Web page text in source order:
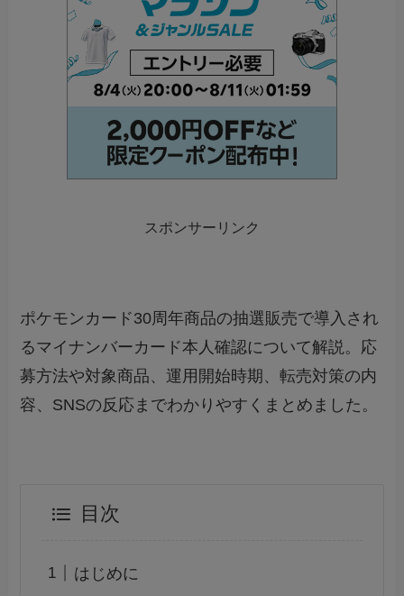
スポンサーリンク
ポケモンカード30周年商品の抽選販売で導入され
るマイナンバーカード本人確認について解説。応
募方法や対象商品、運用開始時期、転売対策の内
容、SNSの反応までわかりやすくまとめました。
目次
はじめに